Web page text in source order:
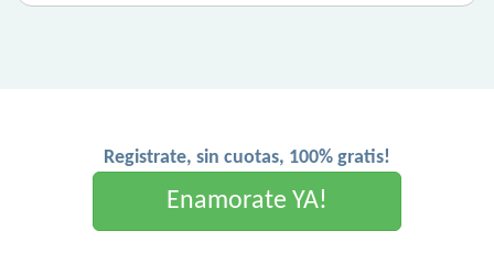
Registrate, sin cuotas, 100% gratis!
Enamorate YA!